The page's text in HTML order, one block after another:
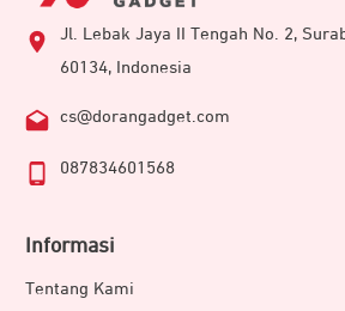
Jl. Lebak Jaya II Tengah No. 2,
60134, Indonesia
cs@dorangadget.com
087834601568
Informasi
Tentang Kami